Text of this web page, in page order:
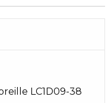
LC1D09-38